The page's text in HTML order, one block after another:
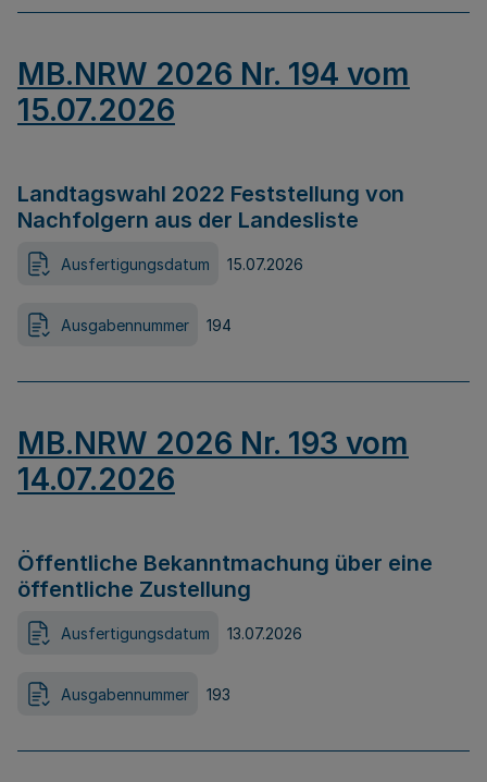
MB.NRW 2026 Nr. 194 vom
15.07.2026
Landtagswahl 2022 Feststellung von
Nachfolgern aus der Landesliste
Ausfertigungsdatum 15.07.2026
Ausgabennummer 194
MB.NRW 2026 Nr. 193 vom
14.07.2026
Öffentliche Bekanntmachung über eine
öffentliche Zustellung
Ausfertigungsdatum 13.07.2026
Ausgabennummer 193